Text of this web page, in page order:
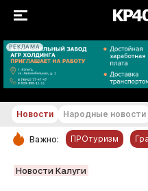
РЕКЛАМА
РУБРИКИ
Новости Народные новости
Важно: ПРОтуризм
Новости Калуги